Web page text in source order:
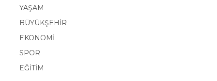
YAŞAM
BÜYÜKŞEHİR
EKONOMİ
SPOR
EĞİTİM